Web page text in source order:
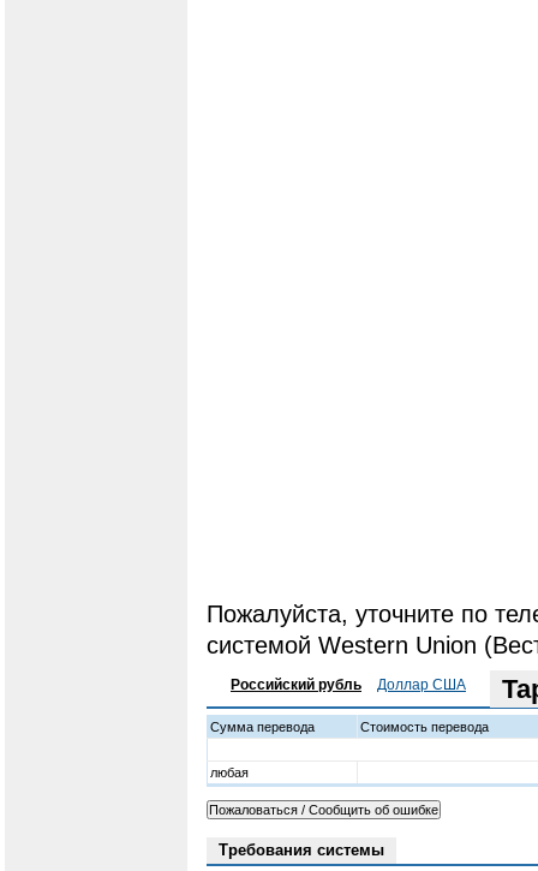
Пожалуйста, уточните по
системой Western Union
Российский рубль Доллар США
Сумма перевода Стоимость перевода
любая
Требования системы